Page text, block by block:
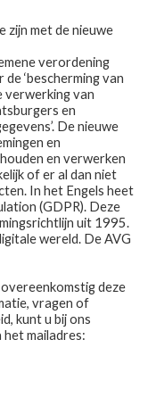
Menu
zijn met de nieuwe
verordening
‘bescherming van
verwerking van
en
De nieuwe
en
en verwerken
of er al dan niet
In het Engels heet
(GDPR). Deze
uit 1995.
wereld. De AVG
deze
vragen of
kunt u bij ons
mailadres: